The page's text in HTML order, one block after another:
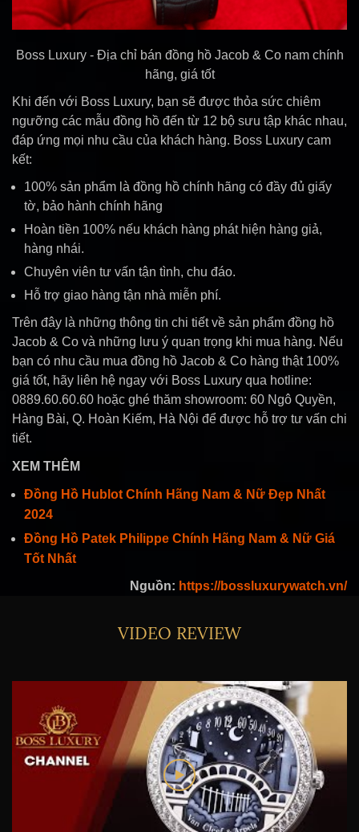
Boss Luxury - Địa chỉ bán đồng hồ Jacob & Co nam chính
hãng, giá tốt
Khi đến với Boss Luxury, bạn sẽ được thỏa sức chiêm
ngưỡng các mẫu đồng hồ đến từ 12 bộ sưu tập khác nhau,
đáp ứng mọi nhu cầu của khách hàng. Boss Luxury cam
kết:
100% sản phẩm là đồng hồ chính hãng có đầy đủ giấy
tờ, bảo hành chính hãng
Hoàn tiền 100% nếu khách hàng phát hiện hàng giả,
hàng nhái.
Chuyên viên tư vấn tận tình, chu đáo.
Hỗ trợ giao hàng tận nhà miễn phí.
Trên đây là những thông tin chi tiết về sản phẩm đồng hồ
Jacob & Co và những lưu ý quan trọng khi mua hàng. Nếu
bạn có nhu cầu mua đồng hồ Jacob & Co hàng thật 100%
giá tốt, hãy liên hệ ngay với Boss Luxury qua hotline:
0889.60.60.60 hoặc ghé thăm showroom: 60 Ngô Quyền,
Hàng Bài, Q. Hoàn Kiếm, Hà Nội để được hỗ trợ tư vấn chi
tiết.
XEM THÊM
Đồng Hồ Hublot Chính Hãng Nam & Nữ Đẹp Nhất
2024
Đồng Hồ Patek Philippe Chính Hãng Nam & Nữ Giá
Tốt Nhất
Nguồn: https://bossluxurywatch.vn/
VIDEO REVIEW